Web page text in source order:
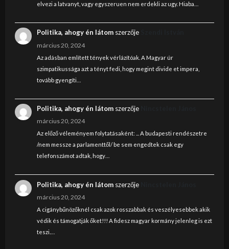
elvezi a latvanyt, vagy egyszeruen nem erdekli az ugy. Hiaba…
Politika, ahogy én látomszerzője
március 20, 2024
Az adásban említett tények vérlázítóak. A Magyar úr
szimpatikussága azt a tényt fedi, hogy megint divide et impera,
tovább gyengíti…
Politika, ahogy én látomszerzője
március 20, 2024
Az előző véleményem folytatásaként: ... A budapesti rendészetre
/nem messze a parlamenttől/ be sem engedtek csak egy
telefonszámot adtak, hogy…
Politika, ahogy én látomszerzője
március 20, 2024
A cigánybűnözőknél csak azok rosszabbak és veszélyesebbek akik
védik és támogatják őket!!! A fidesz magyar kormány jelenleg is ezt
teszi.…